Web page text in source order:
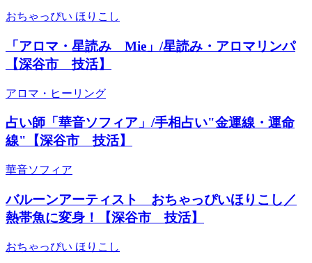
おちゃっぴい ほりこし
「アロマ・星読み Mie」/星読み・アロマリンパ
【深谷市 技活】
アロマ・ヒーリング
占い師「華音ソフィア」/手相占い"金運線・運命
線"【深谷市 技活】
華音ソフィア
バルーンアーティスト おちゃっぴいほりこし／
熱帯魚に変身！【深谷市 技活】
おちゃっぴい ほりこし